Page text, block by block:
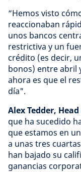
“Hemos visto
reaccionaban
unos bancos
restrictiva y un
crédito (es decir,
bonos) entre abril
ahora es que el
día".
Alex Tedder,
que ha sucedido
que estamos en
a unas tres
han bajado su
ganancias